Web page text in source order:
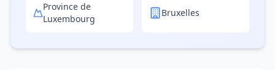
Province de
Luxembourg
Bruxelles